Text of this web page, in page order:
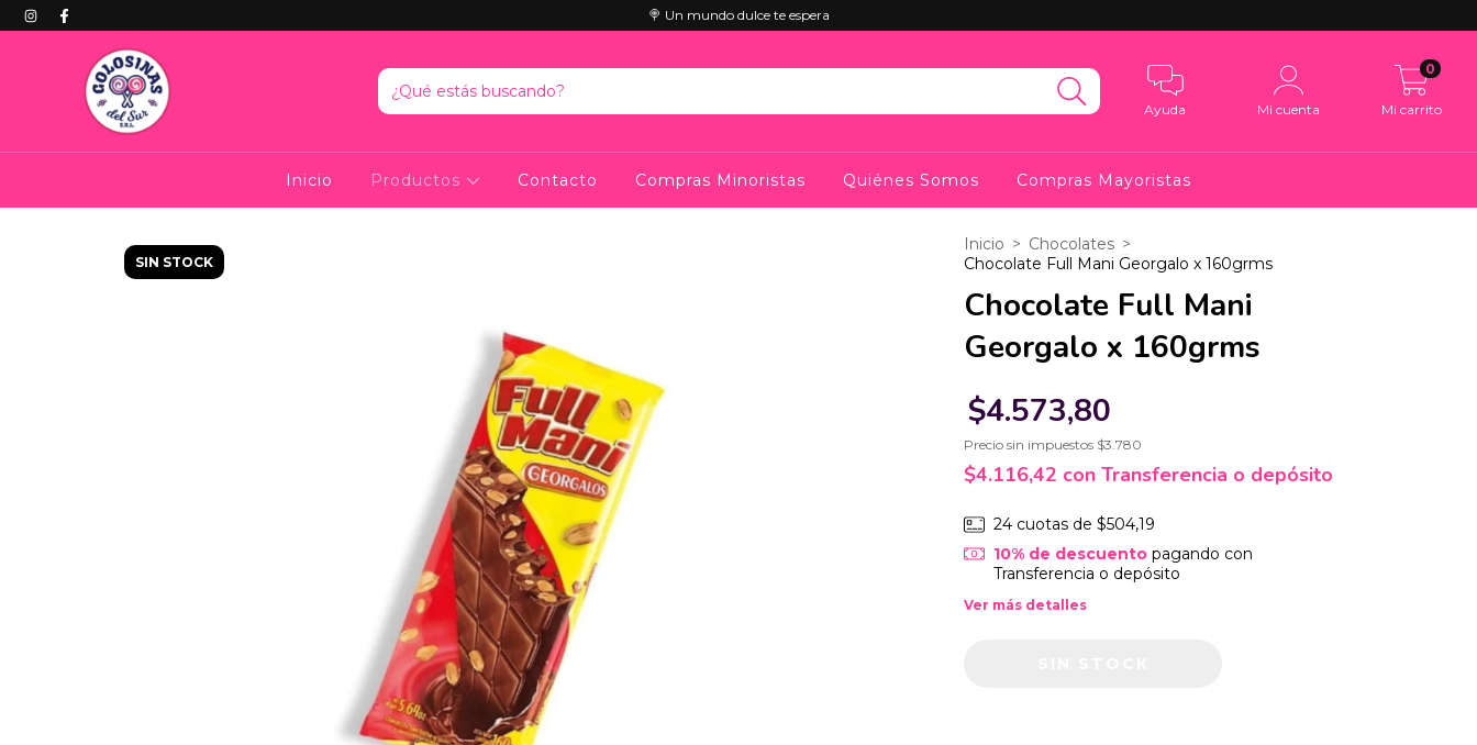
🍭 Un mundo dulce te espera
Ayuda Mi cuenta Mi carrito
0
Inicio Productos Contacto Compras Minoristas Quiénes Somos Compras Mayoristas
SIN STOCK
Inicio > Chocolates >
Chocolate Full Mani Georgalo x 160grms
Chocolate Full Mani
Georgalo x 160grms
$4.573,80
Precio sin impuestos $3.780
$4.116,42 con Transferencia o depósito
24 cuotas de $504,19
10% de descuentopagando con
Transferencia o depósito
Ver más detalles